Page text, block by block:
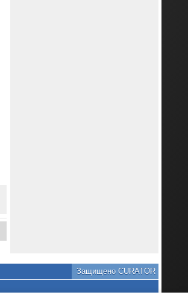
Защищено CURATOR